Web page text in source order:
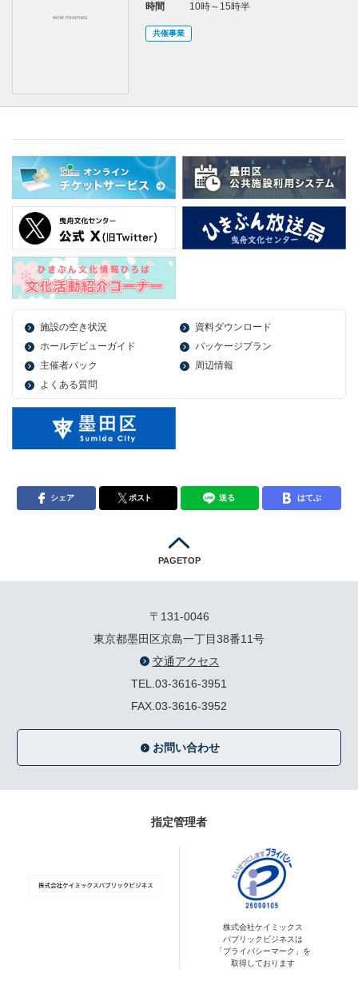
時間 10時～15時半
共催事業
施設の空き状況
資料ダウンロード
ホールデビューガイド
パッケージプラン
主催者パック
周辺情報
よくある質問
シェア ポスト 送る はてぶ
PAGETOP
〒131-0046
東京都墨田区京島一丁目38番11号
交通アクセス
TEL.03-3616-3951
FAX.03-3616-3952
お問い合わせ
指定管理者
株式会社ケイミックス
パブリックビジネスは
「プライバシーマーク」を
取得しております